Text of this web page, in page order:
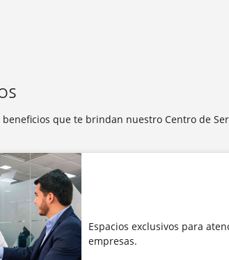
que te brindan nuestro Centro de
Espacios exclusivos para
empresas.